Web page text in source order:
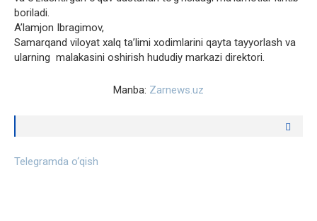
boriladi.
A’lamjon Ibragimov,
Samarqand viloyat xalq ta’limi xodimlarini qayta tayyorlash va
ularning malakasini oshirish hududiy markazi direktori.
Manba: Zarnews.uz
Telegramda o‘qish